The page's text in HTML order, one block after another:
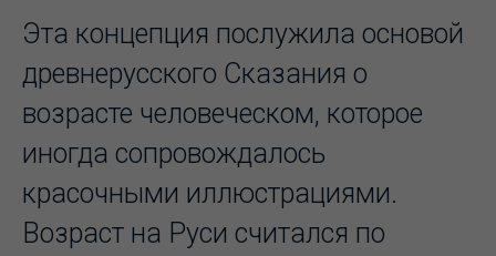
Эта концепция послужила основой
древнерусского Сказания о
возрасте человеческом, которое
иногда сопровождалось
красочными иллюстрациями.
Возраст на Руси считался по